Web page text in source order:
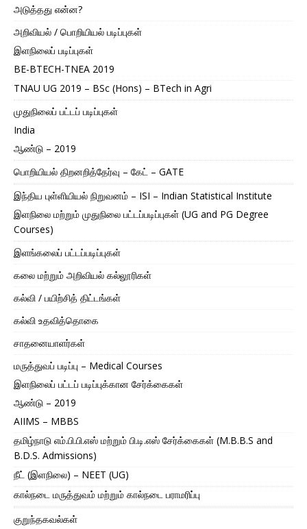
அடுத்தது என்ன?
அறிவியல் / பொறியியல் படிப்புகள்
இளநிலைப் படிப்புகள்
BE-BTECH-TNEA 2019
TNAU UG 2019 – BSc (Hons) – BTech in Agri
முதுநிலைப் பட்டப் படிப்புகள்
India
ஆண்டு – 2019
பொறியியல் திறனறித்தேர்வு – கேட் – GATE
இந்திய புள்ளியியல் நிறுவனம் – ISI – Indian Statistical Institute
இளநிலை மற்றும் முதுநிலை பட்டப்படிப்புகள் (UG and PG Degree
Courses)
இளங்கலைப் பட்டப்படிப்புகள்
கலை மற்றும் அறிவியல் கல்லூரிகள்
கல்வி / பயிற்சித் திட்டங்கள்
கல்வி உதவித்தொகை
சாதனையாளர்கள்
மருத்துவப் படிப்பு – Medical Courses
இளநிலைப் பட்டப் படிப்புக்கான சேர்க்கைகள்
ஆண்டு – 2019
AIIMS – MBBS
தமிழ்நாடு எம்.பி.பி.எஸ் மற்றும் பி.டி.எஸ் சேர்க்கைகள் (M.B.B.S and
B.D.S. Admissions)
நீட் (இளநிலை) – NEET (UG)
கால்நடை மருத்துவம் மற்றும் கால்நடை பராமரிப்பு
குறுந்தகவல்கள்